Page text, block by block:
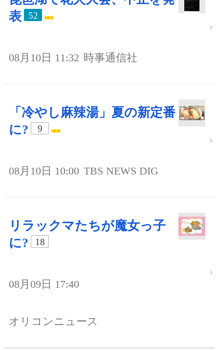
表
52
08月10日 11:32 時事通信社
「冷やし麻辣湯」夏の新定番
に?
9
08月10日 10:00 TBS NEWS DIG
リラックマたちが魔女っ子
に?
18
08月09日 17:40
オリコンニュース